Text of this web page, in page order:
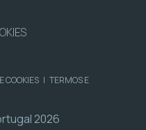
COOKIES | TERMOS E
2026